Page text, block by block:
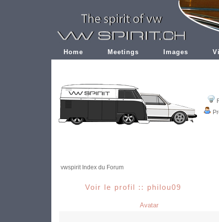
Home Meetings Images
vwspirit Index du Forum
Voir le profil :: philou09
Avatar